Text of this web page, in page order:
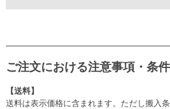
ご注文における注意事項・条件
【送料】
送料は表示価格に含まれます。ただし搬入